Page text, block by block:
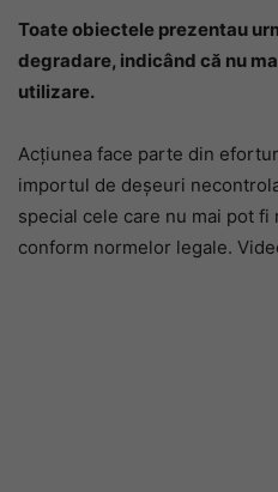
Toate obiectele prezentau
degradare, indicând că nu
utilizare.
Acțiunea face parte din
importul de deșeuri
special cele care nu mai pot
conform normelor legale.